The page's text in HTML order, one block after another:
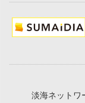
淡海ネットワ